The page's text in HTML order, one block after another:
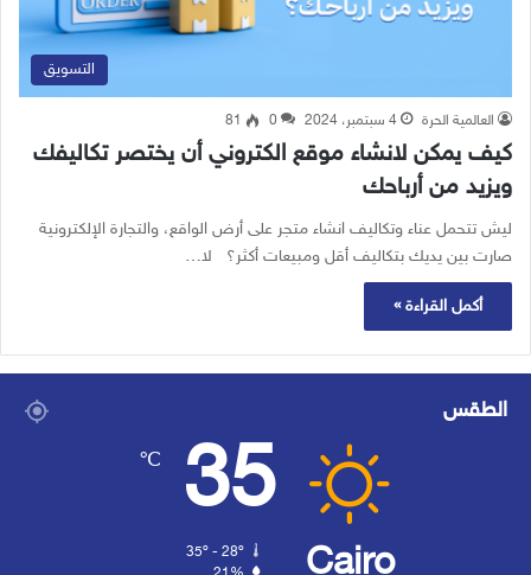
التسويق
العالمية الحرة 4 سبتمبر، 2024 0
81
كيف يمكن لانشاء موقع الكتروني أن يختصر تكاليفك
ويزيد من أرباحك
ليش تتحمل عناء وتكاليف انشاء متجر على أرض الواقع، والتجارة الإلكترونية
صارت بين يديك بتكاليف أقل ومبيعات أكثر؟ لا…
أكمل القراءة »
الطقس
Cairo
35
℃
35º - 28º